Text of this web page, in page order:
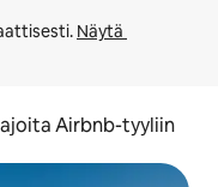
Näytä
Airbnb-tyyliin